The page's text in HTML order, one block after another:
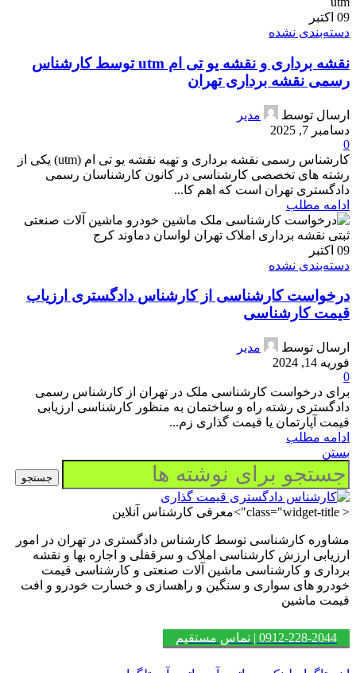
09 اکتبر
دسته‌بندی نشده
نقشه برداری و نقشه یو تی ام utm توسط کارشناس
رسمی نقشه برداری تهران
ارسال توسط
مدیر
دسامبر 7, 2025
0
کارشناس رسمی نقشه برداری و تهیه نقشه یو تی ام (utm) یکی از
رشته های تخصصی کارشناسی در کانون کارشناسان رسمی
دادگستری تهران است که اهم کا...
ادامه مطلب
09 اکتبر
دسته‌بندی نشده
درخواست کارشناسی از کارشناس دادگستری ارزیاب
قیمت کارشناسی
ارسال توسط
مدیر
فوریه 14, 2024
0
برای درخواست کارشناسی ملک در تهران از کارشناس رسمی
دادگستری رشته راه و ساختمان به منظور کارشناسی ارزیابی
قیمت آپارتمان یا قیمت گذاری زم...
ادامه مطلب
بستن
جستجو
< class="widget-title">معرفی کارشناس آنلاین
مشاوره کارشناسی توسط کارشناس دادگستری در تهران در امور
ارزیابی ارزش کارشناسی املاک و سرقفلی و اجاره بها و نقشه
برداری و کارشناسی ماشین آلات صنعتی و کارشناسی قیمت
خودرو های سواری و سنگین و راهسازی و خسارت خودرو و افت
قیمت ماشین
0912-228-2044 | تماس مستقیم